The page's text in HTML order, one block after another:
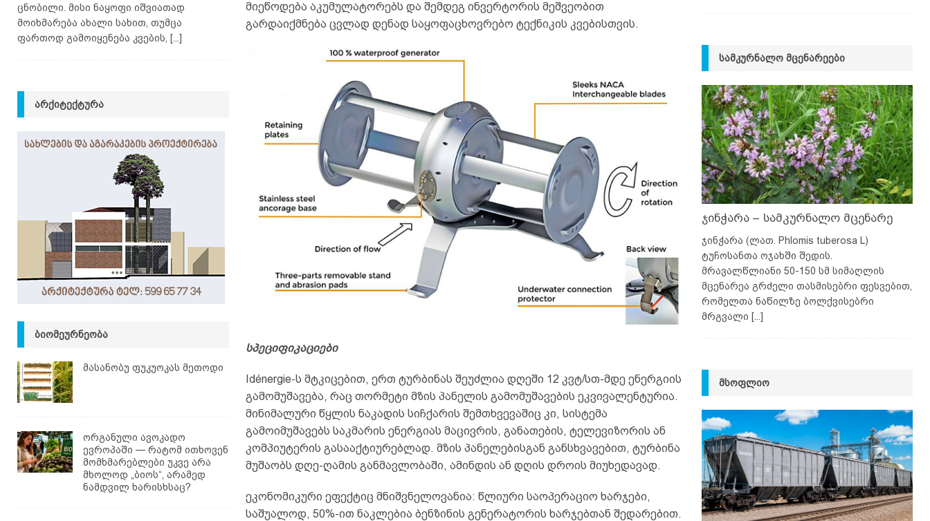
მიეწოდება აკუმულატორებს და შემდეგ ინვერტორის მეშვეობით
გარდაიქმნება ცვლად დენად საყოფაცხოვრებო ტექნიკის კვებისთვის.
სპეციფიკაციები
Idénergie-ს მტკიცებით, ერთ ტურბინას შეუძლია დღეში 12 კვტ/სთ-მდე ენერგიის
გამომუშავება, რაც თორმეტი მზის პანელის გამომუშავების ეკვივალენტურია.
მინიმალური წყლის ნაკადის სიჩქარის შემთხვევაშიც კი, სისტემა
გამოიმუშავებს საკმარის ენერგიას მაცივრის, განათების, ტელევიზორის ან
კომპიუტერის გასააქტიურებლად. მზის პანელებისგან განსხვავებით, ტურბინა
მუშაობს დღე-ღამის განმავლობაში, ამინდის ან დღის დროის მიუხედავად.
ეკონომიკური ეფექტიც მნიშვნელოვანია: წლიური საოპერაციო ხარჯები,
საშუალოდ, 50%-ით ნაკლებია ბენზინის გენერატორის ხარჯებთან შედარებით.
ცნობილი. მისი ნაყოფი იშვიათად
მოიხმარება ახალი სახით, თუმცა
ფართოდ გამოიყენება კვების,
[...]
ᲐᲠᲥᲘᲢᲔᲥᲢᲣᲠᲐ
ᲑᲘᲝᲛᲔᲣᲠᲜᲔᲝᲑᲐ
მასანობუ ფუკუოკას მეთოდი
ორგანული ავოკადო
ევროპაში — რატომ ითხოვენ
მომხმარებლები უკვე არა
მხოლოდ „ბიოს“, არამედ
ნამდვილ ხარისხსაც?
ᲡᲐᲛᲙᲣᲠᲜᲐᲚᲝ ᲛᲪᲔᲜᲐᲠᲔᲔᲑᲘ
ჯინჭარა – სამკურნალო მცენარე
ჯინჭარა (ლათ. Phlomis tuberosa L)
ტუჩოსანთა ოჯახში შედის.
მრავალწლიანი 50-150 სმ სიმაღლის
მცენარეა გრძელი თასმისებრი ფესვებით,
რომელთა ნაწილზე ბოლქვისებრი
მრგვალი [...]
ᲛᲡᲝᲤᲚᲘᲝ